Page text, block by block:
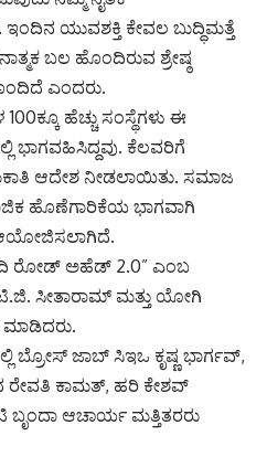
ಯುವಶಕ್ತಿ ಕೇವಲ ಬುದ್ಧಿಮತ್ತೆ
ಬಲ ಹೊಂದಿರುವ ಶ್ರೇಷ್ಠ
ಎಂದರು.
ಹೆಚ್ಚು ಸಂಸ್ಥೆಗಳು ಈ
ಭಾಗವಹಿಸಿದ್ದವು. ಕೆಲವರಿಗೆ
ಆದೇಶ ನೀಡಲಾಯಿತು. ಸಮಾಜ
ಹೊಣೆಗಾರಿಕೆಯ ಭಾಗವಾಗಿ
ರೋಡ್ ಅಹೆಡ್ 2.0” ಎಂಬ
ಟಿ.ಜಿ. ಸೀತಾರಾಮ್ ಮತ್ತು ಯೋಗಿ
ಮಾಡಿದರು.
ಬ್ರೋಸ್ ಜಾಬ್ ಸಿಇಒ ಕೃಷ್ಣ ಭಾರ್ಗವ್,
ರೇವತಿ ಕಾಮತ್, ಹರಿ ಕೇಶವ್
ಆಚಾರ್ಯ ಮತ್ತಿತರರು